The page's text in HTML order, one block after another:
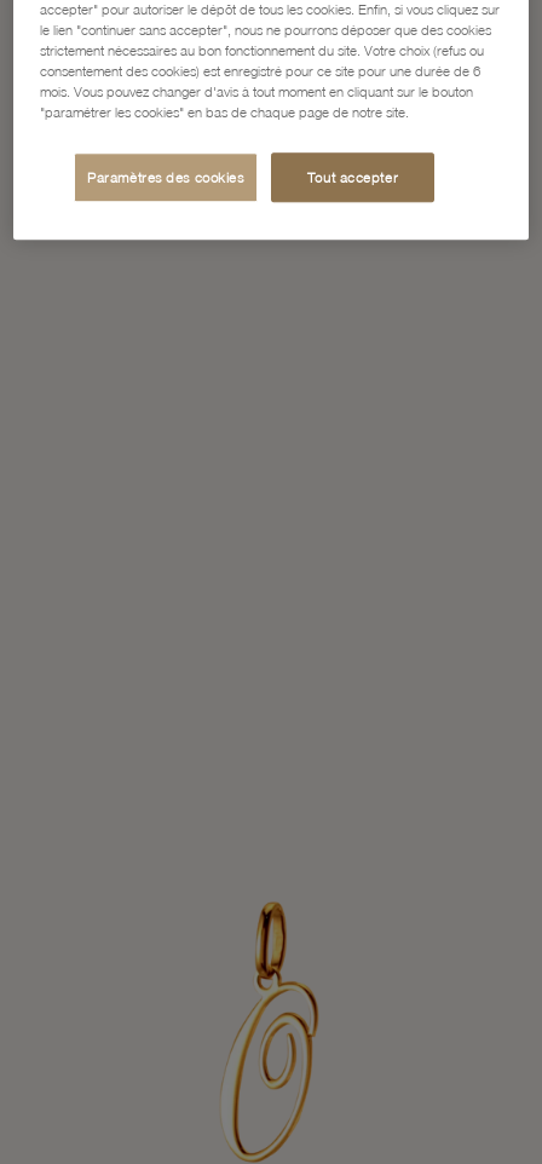
accepter" pour autoriser le dépôt de tous les cookies. Enfin, si vous cliquez sur
le lien "continuer sans accepter", nous ne pourrons déposer que des cookies
strictement nécessaires au bon fonctionnement du site. Votre choix (refus ou
consentement des cookies) est enregistré pour ce site pour une durée de 6
mois. Vous pouvez changer d'avis à tout moment en cliquant sur le bouton
"paramétrer les cookies" en bas de chaque page de notre site.
Paramètres des cookies Tout accepter